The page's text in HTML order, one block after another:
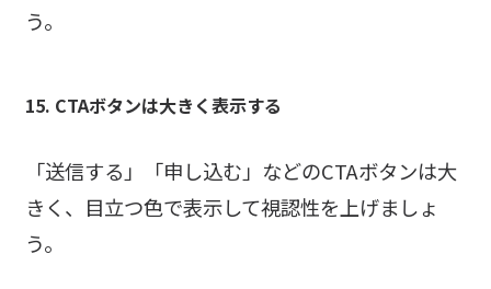
う。
15. CTAボタンは大きく表示する
「送信する」「申し込む」などのCTAボタンは大
きく、目立つ色で表示して視認性を上げましょ
う。